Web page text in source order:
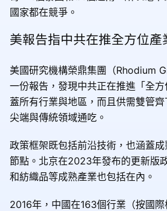
國家都在競爭。
美報告指中共在推全方位產
美國研究機構榮鼎集團（Rhodium
一份報告，發現中共正在推進「全
蓋所有行業與地區，而且供需雙管齊
尖端與傳統領域通吃。
政策框架既包括前沿技術，也涵蓋
節點。北京在2023年發布的更新版
和紡織品等成熟產業也包括在內。
2016年，中國在163個行業（按國